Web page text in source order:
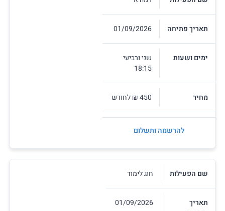
תאריך פתיחה 01/09/2026
ימים ושעות
שני ורביעי
18:15
מחיר 450 ₪ לחודש
להרשמה ותשלום
שם הפעילות חוג לימוד
תאריך
01/09/2026